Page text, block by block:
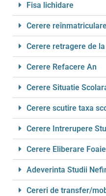
Fisa lichidare
Cerere
Cerere retragere de
Cerere Refacere An
Cerere Situatie
Cerere scutire taxa
Cerere Intrerupere
Cerere Eliberare
Adeverinta Studii
Cereri de transfer/